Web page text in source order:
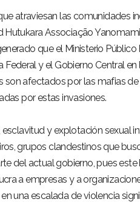
atraviesan las comunidades
Hutukara Associação
que el Ministerio
Federal y el Gobierno Central
afectados por las mafias de
por estas invasiones.
esclavitud y explotación sexual
grupos clandestinos que
del actual gobierno, pues
a empresas y a
una escalada de violencia